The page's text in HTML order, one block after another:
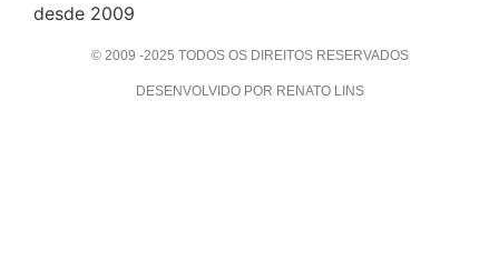
desde 2009
© 2009 -2025 TODOS OS DIREITOS RESERVADOS
DESENVOLVIDO POR RENATO LINS